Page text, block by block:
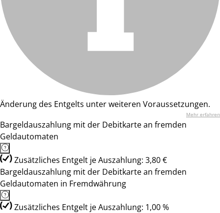
Änderung des Entgelts unter weiteren Voraussetzungen.
Mehr erfahren
Bargeldauszahlung mit der Debitkarte an fremden
Geldautomaten
Zusätzliches Entgelt je Auszahlung: 3,80 €
Bargeldauszahlung mit der Debitkarte an fremden
Geldautomaten in Fremdwährung
Zusätzliches Entgelt je Auszahlung: 1,00 %